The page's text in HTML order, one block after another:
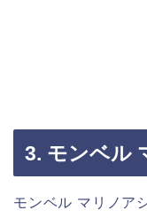
3. モンベル
モンベル マリノア